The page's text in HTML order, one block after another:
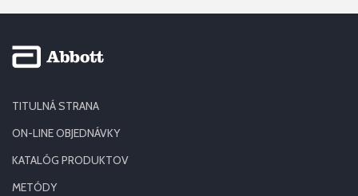
TITULNÁ STRANA
ON-LINE OBJEDNÁVKY
KATALÓG PRODUKTOV
METÓDY